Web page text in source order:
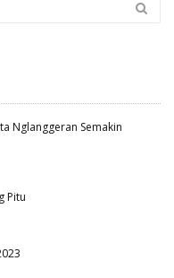
Nglanggeran Semakin
Pitu